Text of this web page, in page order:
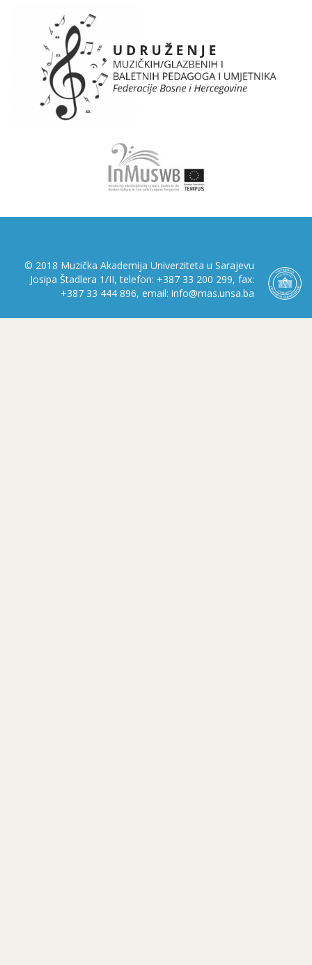
© 2018 Muzička Akademija Univerziteta u Sarajevu
Josipa Štadlera 1/II, telefon: +387 33 200 299, fax:
+387 33 444 896, email: info@mas.unsa.ba